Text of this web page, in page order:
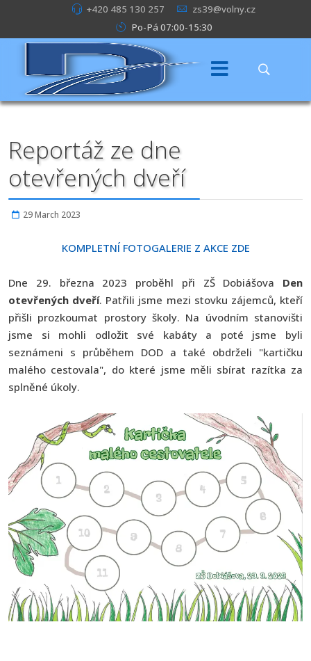
+420 485 130 257
zs39@volny.cz
Po-Pá 07:00-15:30
Reportáž ze dne
otevřených dveří
29 March 2023
KOMPLETNÍ FOTOGALERIE Z AKCE ZDE
Dne 29. března 2023 proběhl při ZŠ Dobiášova Den
otevřených dveří. Patřili jsme mezi stovku zájemců, kteří
přišli prozkoumat prostory školy. Na úvodním stanovišti
jsme si mohli odložit své kabáty a poté jsme byli
seznámeni s průběhem DOD a také obdrželi "kartičku
malého cestovala", do které jsme měli sbírat razítka za
splněné úkoly.